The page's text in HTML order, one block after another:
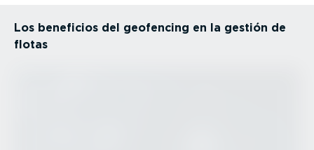
Los beneficios del geofencing en la gestión de
flotas